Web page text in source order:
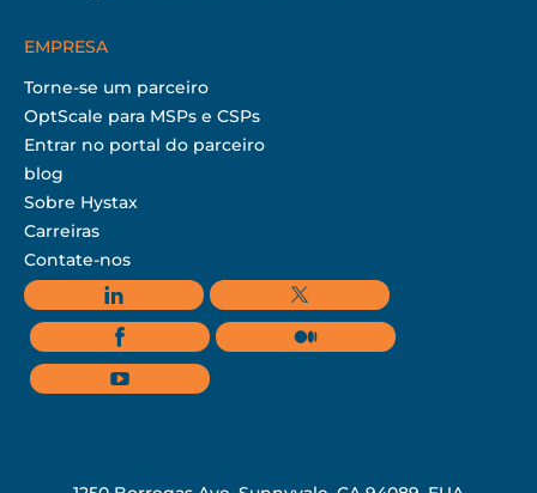
EMPRESA
Torne-se um parceiro
OptScale para MSPs e CSPs
Entrar no portal do parceiro
blog
Sobre Hystax
Carreiras
Contate-nos